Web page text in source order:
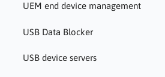
UEM end device management
USB Data Blocker
USB device servers